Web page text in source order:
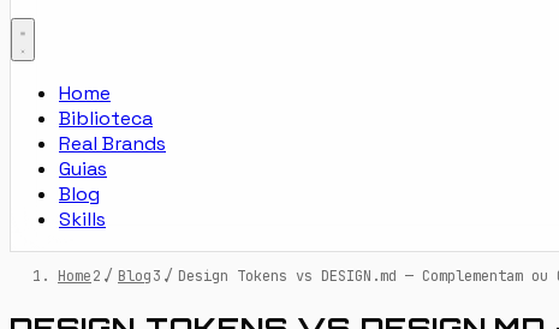
Home
Biblioteca
Real Brands
Guias
Blog
Skills
Home / Blog / Design Tokens vs DESIGN.md — Complementam ou